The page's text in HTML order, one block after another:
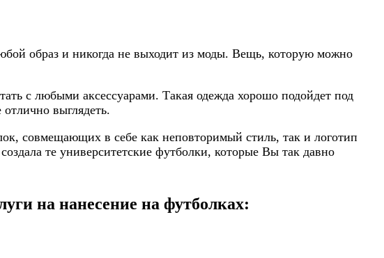
образ и никогда не выходит из моды. Вещь, которую можно
с любыми аксессуарами. Такая одежда хорошо подойдет под
выглядеть.
совмещающих в себе как неповторимый стиль, так и логотип
те университетские футболки, которые Вы так давно
на нанесение на футболках: